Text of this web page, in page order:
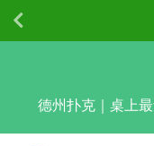
德州扑克｜桌上